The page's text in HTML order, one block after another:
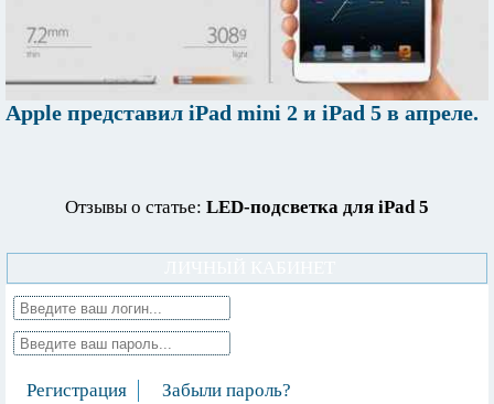
Apple представил iPad mini 2 и iPad 5 в апреле.
Отзывы о статье: LED-подсветка для iPad 5
Регистрация Забыли пароль?